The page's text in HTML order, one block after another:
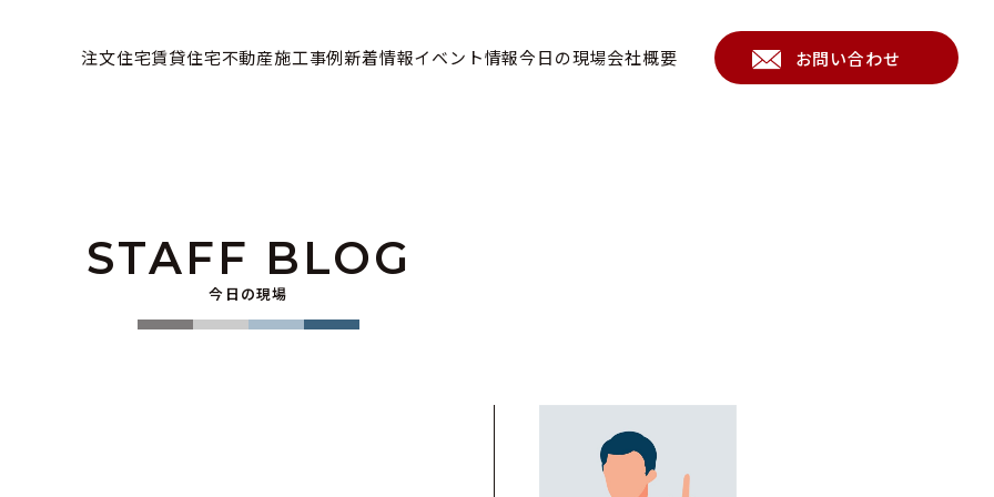
注文住宅賃貸住宅不動産施工事例新着情報イベント情報今日の現場会社概要 お問い合わせ
STAFF BLOG
今日の現場